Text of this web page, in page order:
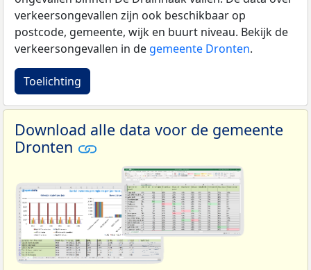
verkeersongevallen zijn ook beschikbaar op
postcode, gemeente, wijk en buurt niveau. Bekijk de
verkeersongevallen in de gemeente Dronten.
Toelichting
Download alle data voor de gemeente
Dronten